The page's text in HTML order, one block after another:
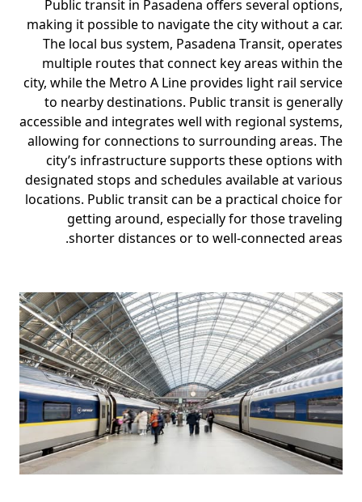
Public transit in Pasadena offers several options,
making it possible to navigate the city without a car.
The local bus system, Pasadena Transit, operates
multiple routes that connect key areas within the
city, while the Metro A Line provides light rail service
to nearby destinations. Public transit is generally
accessible and integrates well with regional systems,
allowing for connections to surrounding areas. The
city’s infrastructure supports these options with
designated stops and schedules available at various
locations. Public transit can be a practical choice for
getting around, especially for those traveling
shorter distances or to well-connected areas.